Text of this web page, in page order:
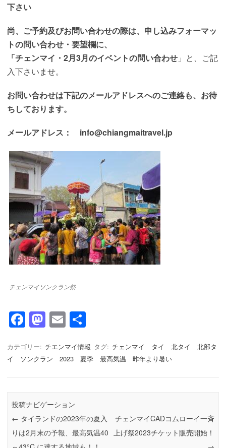
下さい
尚、ご予約及びお問い合わせの際は、申し込みフォーマッ
トの問い合わせ・要望欄に、
「チェンマイ・2月3月のイベントの問い合わせ 」と、ご記
入下さいませ。
お問い合わせは下記のメールアドレスへのご連絡も、 お待
ちしております。
メールアドレス： info@chiangmaitravel.jp
チェンマイソンクラン祭
F
c
e
o
o
k
M
st
o
o
n
E
ail
カテゴリー: チエンマイ情報 タグ: チェンマイ タイ 北タイ 北部タ
イ ソンクラン 2023 夏季 最高気温 昨年より暑い
投稿ナビゲーション
← タイランドの2023年の夏入
りは2月末の予報、最高気温40
チェンマイCADコムローイ一斉
上げ祭2023チケット販売開始！